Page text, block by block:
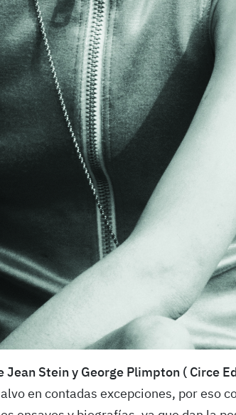
Jean Stein y George Plimpton ( Circe
en contadas excepciones, por eso